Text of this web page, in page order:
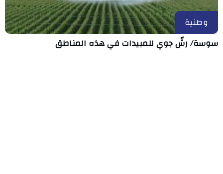
وطنية
سوسة/ رشّ جوي للمبيدات في هذه المناطق